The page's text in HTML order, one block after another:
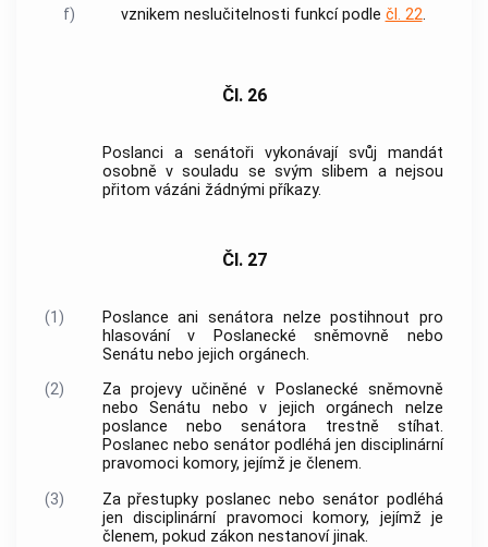
f) vznikem neslučitelnosti funkcí podle čl. 22.
Čl. 26
Poslanci a senátoři vykonávají svůj mandát
osobně v souladu se svým slibem a nejsou
přitom vázáni žádnými příkazy.
Čl. 27
(1)
Poslance ani senátora nelze postihnout pro
hlasování v Poslanecké sněmovně nebo
Senátu nebo jejich orgánech.
(2)
Za projevy učiněné v Poslanecké sněmovně
nebo Senátu nebo v jejich orgánech nelze
poslance nebo senátora trestně stíhat.
Poslanec nebo senátor podléhá jen disciplinární
pravomoci komory, jejímž je členem.
(3)
Zapřestupky poslanec nebo senátor podléhá
jen disciplinární pravomoci komory, jejímž je
členem, pokud zákon nestanoví jinak.